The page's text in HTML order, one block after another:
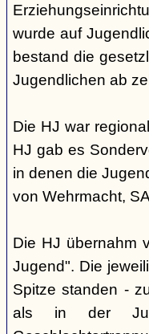
wurde auf
bestand die
Jugendlichen ab
Die HJ war
HJ gab es
in denen die
von Wehrmacht,
Die HJ übernahm
Jugend". Die
Spitze standen -
als in der